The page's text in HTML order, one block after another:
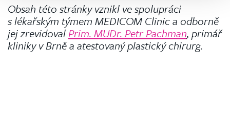
Obsah této stránky vznikl ve spolupráci
s lékařským týmem MEDICOM Clinic a odborně
jej zrevidovalPrim. MUDr. Petr Pachman, primář
kliniky v Brně a atestovaný plastický chirurg.